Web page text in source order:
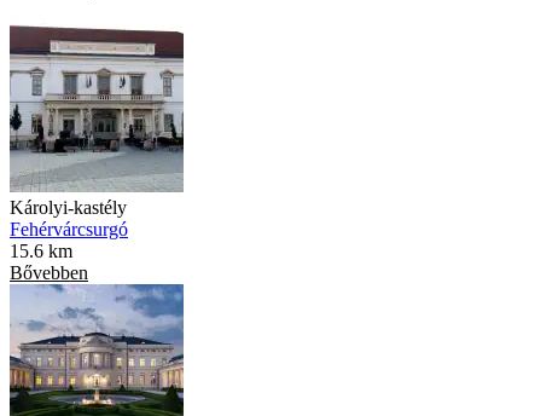
Károlyi-kastély
Fehérvárcsurgó
15.6 km
Bővebben